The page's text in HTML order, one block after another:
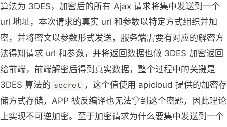
算法为 3DES，加密后的所有 Ajax 请求将集中发送到一个
url 地址，本次请求的真实 url 和参数以特定方式组织并加
密，并将密文以参数形式发送，服务端需要有对应的解密方
法得知请求 url 和参数，并将返回数据也做 3DES 加密返回
给前端，前端解密后得到真实数据，整个过程中的关键是
3DES 算法的 secret ，这个值使用 apicloud 提供的加密存
储方式存储，APP 被反编译也无法拿到这个密匙，因此理论
上实现不可逆加密。至于加密请求为什么要集中发送到一个